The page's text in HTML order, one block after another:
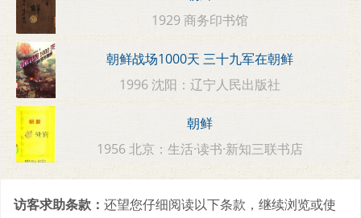
1929 商务印书馆
朝鲜战场1000天 三十九军在朝鲜
1996 沈阳：辽宁人民出版社
朝鲜
1956 北京：生活·读书·新知三联书店
访客求助条款： 还望您仔细阅读以下条款，继续浏览或使